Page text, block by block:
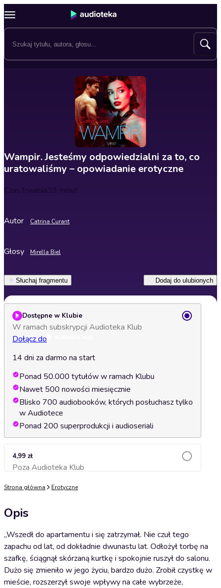
Wampir. Jesteśmy odpowiedzialni za to, co
uratowaliśmy – opowiadanie erotyczne
Czas trwania39 minut
Autor Catrina Curant
Głosy Mirella Biel
Słuchaj fragmentu Dodaj do ulubionych
Dostępne w Klubie
W ramach subskrypcji Audioteka Klub
Dołącz do
14 dni za darmo na start
Ponad 50.000 tytułów w ramach Klubu
Nawet 500 nowości miesięcznie
Blisko 700 audiobooków, których posłuchasz tylko
w Audiotece
Ponad 200 superprodukcji i audioseriali
4,99 zł
Poza Audioteka KlubDodaj do koszyka
Strona główna Erotyczne
Opis
„Wszedł do apartamentu i się zatrzymał. Nie czuł tego
zapachu od lat, od dokładnie dwunastu lat. Odłożył torbę na
szafkę, ściągnął skórzaną kurtkę i spokojnie ruszył do salonu.
Dużo się zmieniło w jego życiu, bardzo dużo. Zrobił czystkę w
mieście, rozszerzył swoje wpływy na całe wybrzeże,